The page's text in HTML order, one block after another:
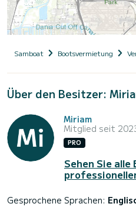
Samboat Bootsvermietung
Über den Besitzer:
Miriam
Mitglied seit
PRO
Sehen Sie alle
Gesprochene Sprachen: